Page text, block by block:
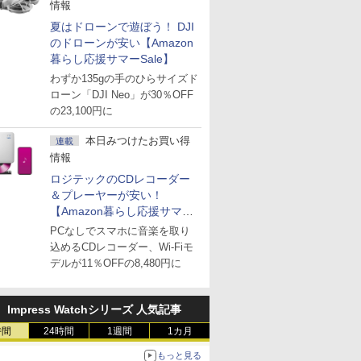
情報
夏はドローンで遊ぼう！ DJI
のドローンが安い【Amazon
暮らし応援サマーSale】
わずか135gの手のひらサイズド
ローン「DJI Neo」が30％OFF
の23,100円に
連載
本日みつけたお買い得
情報
ロジテックのCDレコーダー
＆プレーヤーが安い！
【Amazon暮らし応援サマー
Sale】
PCなしでスマホに音楽を取り
込めるCDレコーダー、Wi-Fiモ
デルが11％OFFの8,480円に
Impress Watchシリーズ 人気記事
24時間 1週間 1カ月
もっと見る